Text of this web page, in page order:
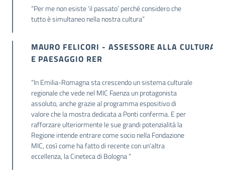
“Per me non esiste ‘il passato’ perché considero che
tutto è simultaneo nella nostra cultura”
MAURO FELICORI - ASSESSORE ALLA CULTURA
E PAESAGGIO RER
“In Emilia-Romagna sta crescendo un sistema culturale
regionale che vede nel MIC Faenza un protagonista
assoluto, anche grazie al programma espositivo di
valore che la mostra dedicata a Ponti conferma. E per
rafforzare ulteriormente le sue grandi potenzialità la
Regione intende entrare come socio nella Fondazione
MIC, così come ha fatto di recente con un'altra
eccellenza, la Cineteca di Bologna “